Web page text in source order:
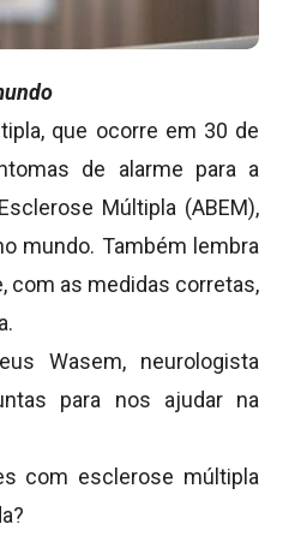
que ocorre em 30 de
de alarme para a
Múltipla (ABEM),
mundo. Também lembra
com as medidas corretas,
Wasem, neurologista
para nos ajudar na
com esclerose múltipla